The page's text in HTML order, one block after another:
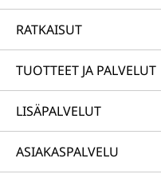
RATKAISUT
TUOTTEET JA PALVELUT
LISÄPALVELUT
ASIAKASPALVELU